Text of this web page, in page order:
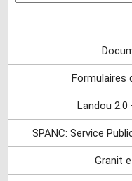
Formulaires
Landou 2.0
SPANC: Service
Granit